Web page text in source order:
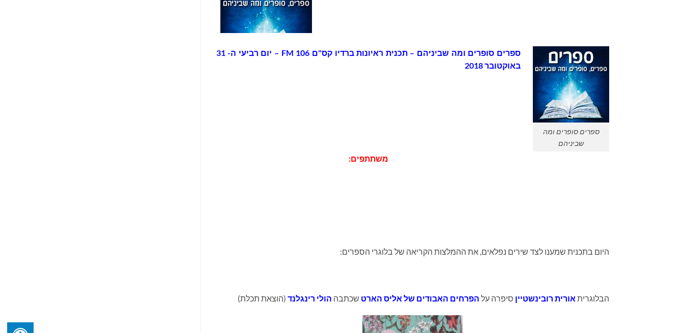
ספרים סופרים ומה
שביניהם
ספרים סופרים ומה שביניהם – תכנית ראיונות ברדיו קס"ם 106 FM – יום רביעי ה- 31
באוקטובר 2018
משתתפים:
היום בתכנית שמענו לצד שירים נפלאים, את ההמלצות הקריאה של בלוגרי הספרים:
הבלוגרית אורית רובינשטיין סיפרה על הפרחים האבודים של אליס הארט שכתבה הולי רינגלנד (הוצאת תכלת)